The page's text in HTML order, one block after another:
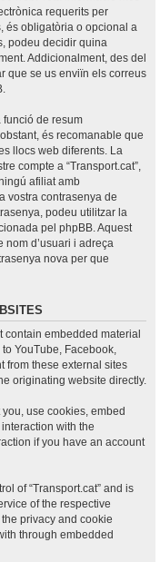
requerits per
és obligatòria o opcional a
podeu decidir quina
Addicionalment, des del
que se us enviïn els correus
funció de resum
és recomanable que
llocs web diferents. La
compte a “Transport.cat”,
afiliat amb
vostra contrasenya de
podeu utilitzar la
pel phpBB. Aquest
d’usuari i adreça
nova per que
contain embedded material
YouTube, Facebook,
from these external sites
originating website directly.
use cookies, embed
with the
if you have an account
of “Transport.cat” and is
of the respective
privacy and cookie
through embedded